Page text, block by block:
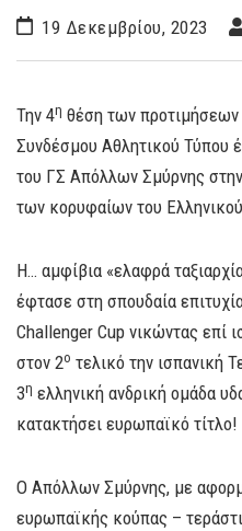
19 Δεκεμβρίου, 2023
Την 4η θέση των
Συνδέσμου Αθλητικού Τύπου
του ΓΣ Απόλλων Σμύρνης
των κορυφαίων του
Η… αμφίβια «ελαφρά
έφτασε στη σπουδαία
Challenger Cup νικώντας επί
στον 2ο τελικό την ισπανική
3η ελληνική ανδρική ομάδα
κατακτήσει ευρωπαϊκό τίτλο!
Ο Απόλλων Σμύρνης, με
ευρωπαϊκής κούπας –